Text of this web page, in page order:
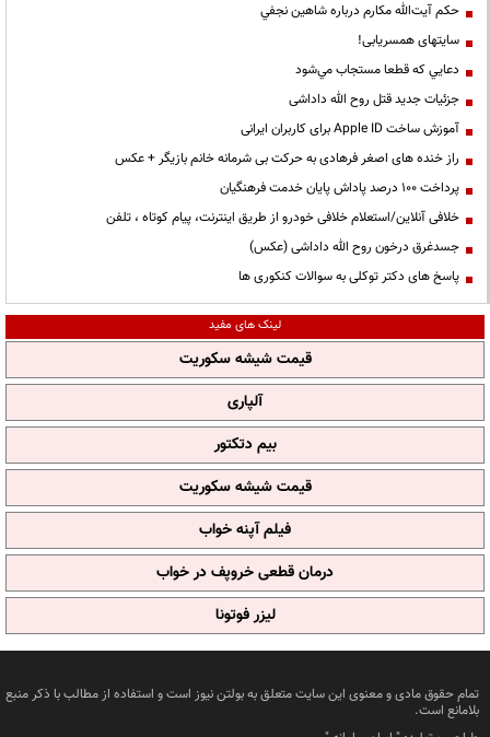
حكم آيت‌الله مكارم درباره شاهين نجفي
سایتهای همسریابی!
دعايي كه قطعا مستجاب مي‌شود
جزئیات جدید قتل روح الله داداشی
آموزش ساخت Apple ID برای کاربران ایرانی
راز خنده های اصغر فرهادی به حرکت بی شرمانه خانم بازیگر + عکس
پرداخت ۱۰۰ درصد پاداش پایان خدمت فرهنگیان
خلافی آنلاین/استعلام خلافی خودرو از طریق اینترنت، پیام کوتاه ، تلفن
جسدغرق درخون روح الله داداشی (عکس)
پاسخ های دکتر توکلی به سوالات کنکوری ها
لینک های مفید
قیمت شیشه سکوریت
آلپاری
بیم دتکتور
قیمت شیشه سکوریت
فیلم آپنه خواب
درمان قطعی خروپف در خواب
لیزر فوتونا
تمام حقوق مادی و معنوی این سایت متعلق به بولتن نیوز است و استفاده از مطالب با ذکر منبع
بلامانع است.